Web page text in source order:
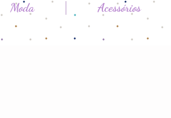
Moda Acessórios